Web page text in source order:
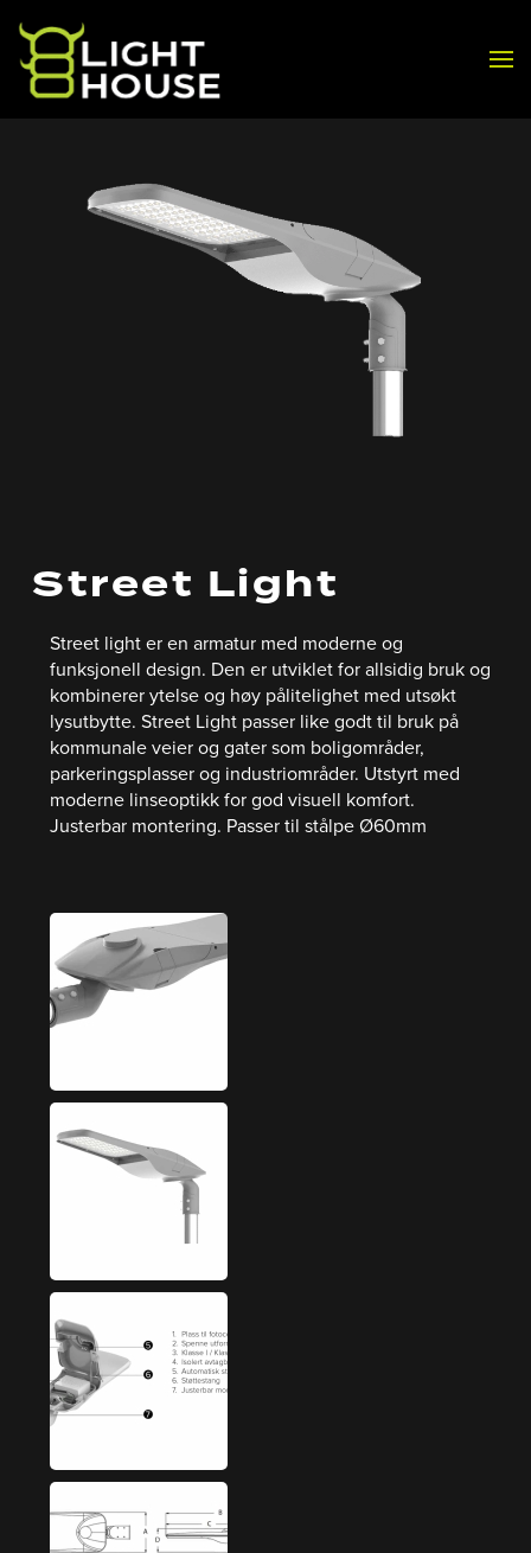
Skip to main content
Street Light
Street light er en armatur med moderne og
funksjonell design. Den er utviklet for allsidig bruk og
kombinerer ytelse og høy pålitelighet med utsøkt
lysutbytte. Street Light passer like godt til bruk på
kommunale veier og gater som boligområder,
parkeringsplasser og industriområder. Utstyrt med
moderne linseoptikk for god visuell komfort.
Justerbar montering. Passer til stålpe Ø60mm